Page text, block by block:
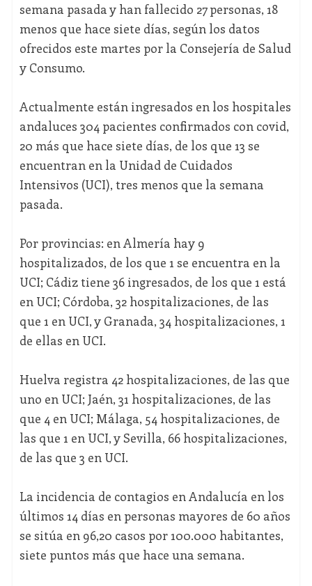
semana pasada y han fallecido 27 personas, 18
menos que hace siete días, según los datos
ofrecidos este martes por la Consejería de Salud
y Consumo.
Actualmente están ingresados en los hospitales
andaluces 304 pacientes confirmados con covid,
20 más que hace siete días, de los que 13 se
encuentran en la Unidad de Cuidados
Intensivos (UCI), tres menos que la semana
pasada.
Por provincias: en Almería hay 9
hospitalizados, de los que 1 se encuentra en la
UCI; Cádiz tiene 36 ingresados, de los que 1 está
en UCI; Córdoba, 32 hospitalizaciones, de las
que 1 en UCI, y Granada, 34 hospitalizaciones, 1
de ellas en UCI.
Huelva registra 42 hospitalizaciones, de las que
uno en UCI; Jaén, 31 hospitalizaciones, de las
que 4 en UCI; Málaga, 54 hospitalizaciones, de
las que 1 en UCI, y Sevilla, 66 hospitalizaciones,
de las que 3 en UCI.
La incidencia de contagios en Andalucía en los
últimos 14 días en personas mayores de 60 años
se sitúa en 96,20 casos por 100.000 habitantes,
siete puntos más que hace una semana.